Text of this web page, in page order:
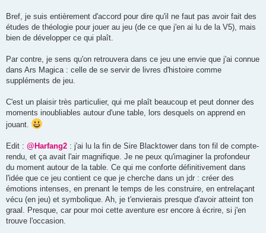
Bref, je suis entièrement d'accord pour dire qu'il ne faut pas avoir fait des
études de théologie pour jouer au jeu (de ce que j'en ai lu de la V5), mais
bien de développer ce qui plaît.
Par contre, je sens qu'on retrouvera dans ce jeu une envie que j'ai connue
dans Ars Magica : celle de se servir de livres d'histoire comme
suppléments de jeu.
C'est un plaisir très particulier, qui me plaît beaucoup et peut donner des
moments inoubliables autour d'une table, lors desquels on apprend en
jouant.
Edit : @Harfang2 : j'ai lu la fin de Sire Blacktower dans ton fil de compte-
rendu, et ça avait l'air magnifique. Je ne peux qu'imaginer la profondeur
du moment autour de la table. Ce qui me conforte définitivement dans
l'idée que ce jeu contient ce que je cherche dans un jdr : créer des
émotions intenses, en prenant le temps de les construire, en entrelaçant
vécu (en jeu) et symbolique. Ah, je t'envierais presque d'avoir atteint ton
graal. Presque, car pour moi cette aventure esr encore à écrire, si j'en
trouve l'occasion.